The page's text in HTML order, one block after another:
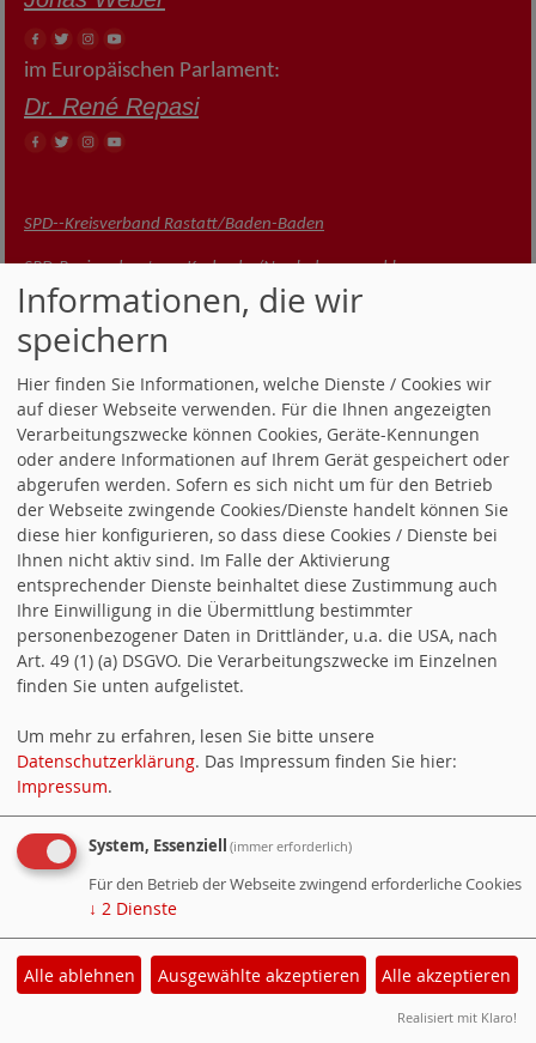
im Europäischen Parlament:
Dr. René Repasi
SPD--Kreisverband Rastatt/Baden-Baden
SPD-Regionalzentrum Karlsruhe/Nordschwarzwald
SPD-Landesverband Baden-Württemberg
SPD-Landtagsfraktion Ba-Wü
SPD-Parteivorstand / Willy-Brandt-Haus
SPD-Bundestagsfraktion
JETZT MITGLIED WERDEN
Social Media
Folge uns auf InstagramundFacebook
WebsoziCMS
Cookie-Manager
Datenschutzerklärung
Impressum
Informationen, die wir
speichern
Hier finden Sie Informationen, welche Dienste / Cookies wir
auf dieser Webseite verwenden. Für die Ihnen angezeigten
Verarbeitungszwecke können Cookies, Geräte-Kennungen
oder andere Informationen auf Ihrem Gerät gespeichert oder
abgerufen werden. Sofern es sich nicht um für den Betrieb
der Webseite zwingende Cookies/Dienste handelt können Sie
diese hier konfigurieren, so dass diese Cookies / Dienste bei
Ihnen nicht aktiv sind. Im Falle der Aktivierung
entsprechender Dienste beinhaltet diese Zustimmung auch
Ihre Einwilligung in die Übermittlung bestimmter
personenbezogener Daten in Drittländer, u.a. die USA, nach
Art. 49 (1) (a) DSGVO. Die Verarbeitungszwecke im Einzelnen
finden Sie unten aufgelistet.
Um mehr zu erfahren, lesen Sie bitte unsere
Datenschutzerklärung. Das Impressum finden Sie hier:
Impressum.
System, Essenziell (immer erforderlich)
Für den Betrieb der Webseite zwingend erforderliche Cookies
↓ 2 Dienste
Alle ablehnen Ausgewählte akzeptieren Alle akzeptieren
Realisiert mit Klaro!